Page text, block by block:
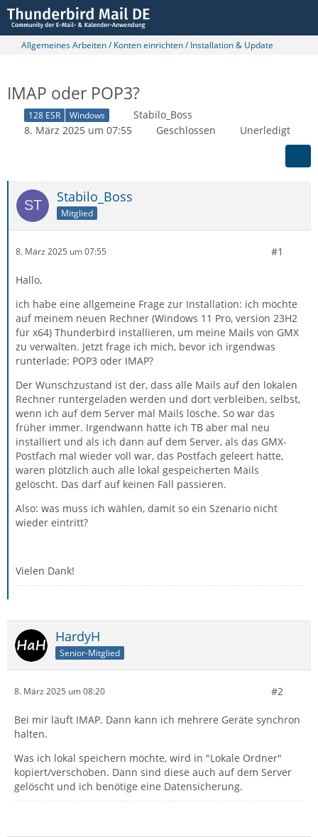
Allgemeines Arbeiten / Konten einrichten / Installation & Update
IMAP oder POP3?
128 ESR Windows
Stabilo_Boss
8. März 2025 um 07:55
Geschlossen Unerledigt
Stabilo_Boss
Mitglied
8. März 2025 um 07:55 #1
Hallo,
ich habe eine allgemeine Frage zur Installation: ich möchte
auf meinem neuen Rechner (Windows 11 Pro, version 23H2
für x64) Thunderbird installieren, um meine Mails von GMX
zu verwalten. Jetzt frage ich mich, bevor ich irgendwas
runterlade: POP3 oder IMAP?
Der Wunschzustand ist der, dass alle Mails auf den lokalen
Rechner runtergeladen werden und dort verbleiben, selbst,
wenn ich auf dem Server mal Mails lösche. So war das
früher immer. Irgendwann hatte ich TB aber mal neu
installiert und als ich dann auf dem Server, als das GMX-
Postfach mal wieder voll war, das Postfach geleert hatte,
waren plötzlich auch alle lokal gespeicherten Mails
gelöscht. Das darf auf keinen Fall passieren.
Also: was muss ich wählen, damit so ein Szenario nicht
wieder eintritt?
Vielen Dank!
HardyH
Senior-Mitglied
8. März 2025 um 08:20 #2
Bei mir läuft IMAP. Dann kann ich mehrere Geräte synchron
halten.
Was ich lokal speichern möchte, wird in "Lokale Ordner"
kopiert/verschoben. Dann sind diese auch auf dem Server
gelöscht und ich benötige eine Datensicherung.